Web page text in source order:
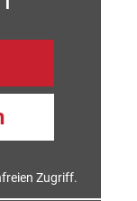
Zugriff.